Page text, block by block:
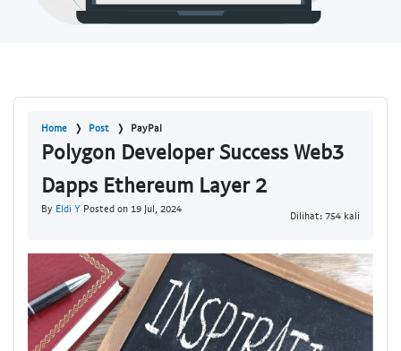
Home Post PayPal
Polygon Developer Success Web3
Dapps Ethereum Layer 2
By Eldi Y Posted on 19 Jul, 2024
Dilihat: 754 kali